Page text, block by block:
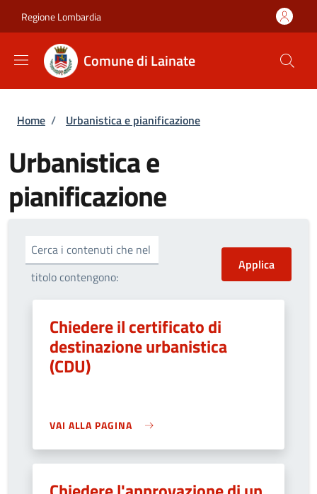
Regione Lombardia
Comune di Lainate
Briciole di pane
Home / Urbanistica e pianificazione
Urbanistica e
pianificazione
Cerca i contenuti che nel
titolo contengono:
Chiedere il certificato di
destinazione urbanistica
(CDU)
VAI ALLA PAGINA